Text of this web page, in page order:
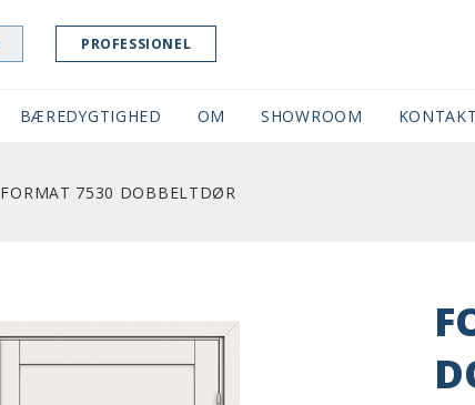
PROFESSIONEL
BÆREDYGTIGHED OM SHOWROOM (CURRENT)
KONTAKT
FORMAT 7530 DOBBELTDØR